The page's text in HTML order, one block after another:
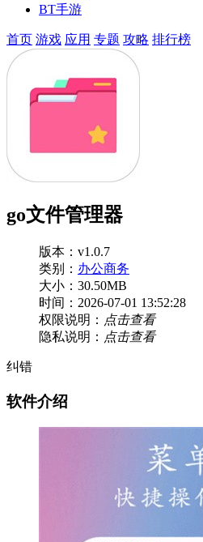
BT手游
首页 游戏 应用 专题 攻略 排行榜
go文件管理器
版本：v1.0.7
类别： 办公商务
大小：30.50MB
时间：2026-07-01 13:52:28
权限说明： 点击查看
隐私说明： 点击查看
纠错
软件介绍